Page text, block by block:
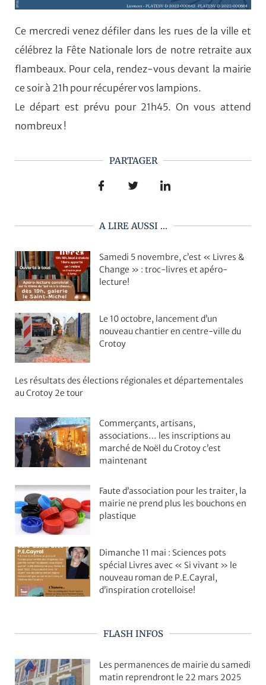
Ce mercredi venez défiler dans les rues de la ville et
célébrez la Fête Nationale lors de notre retraite aux
flambeaux. Pour cela, rendez-vous devant la mairie
ce soir à 21h pour récupérer vos lampions.
Le départ est prévu pour 21h45. On vous attend
nombreux !
PARTAGER
A LIRE AUSSI ...
Samedi 5 novembre, c’est « Livres &
Change » : troc-livres et apéro-
lecture!
Le 10 octobre, lancement d’un
nouveau chantier en centre-ville du
Crotoy
Les résultats des élections régionales et départementales
au Crotoy 2e tour
Commerçants, artisans,
associations… les inscriptions au
marché de Noël du Crotoy c’est
maintenant
Faute d’association pour les traiter, la
mairie ne prend plus les bouchons en
plastique
Dimanche 11 mai : Sciences pots
spécial Livres avec « Si vivant » le
nouveau roman de P.E.Cayral,
d’inspiration crotelloise!
FLASH INFOS
Les permanences de mairie du samedi
matin reprendront le 22 mars 2025